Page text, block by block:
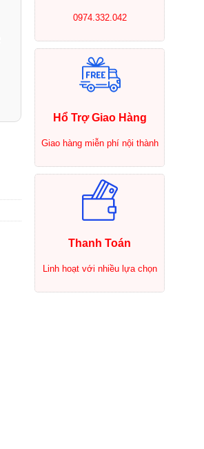
0974.332.042
Hổ Trợ Giao Hàng
Giao hàng miễn phí nội thành
Thanh Toán
Linh hoạt với nhiều lựa chọn